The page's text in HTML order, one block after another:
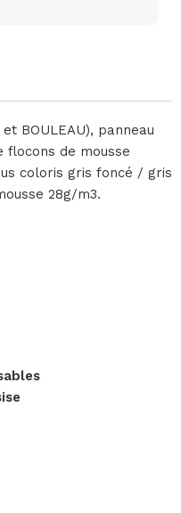
BOULEAU), panneau
flocons de mousse
coloris gris foncé / gris
28g/m3.